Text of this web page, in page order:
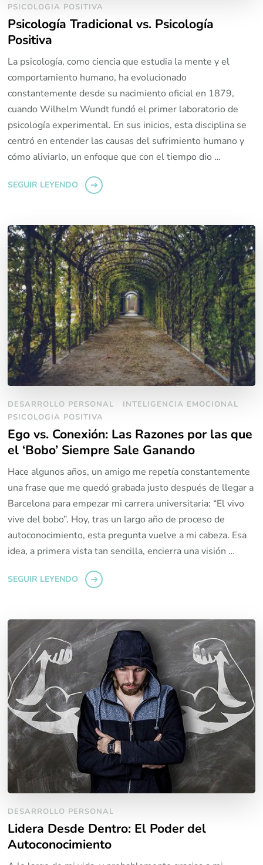
PSICOLOGIA POSITIVA
Psicología Tradicional vs. Psicología
Positiva
La psicología, como ciencia que estudia la mente y el
comportamiento humano, ha evolucionado
constantemente desde su nacimiento oficial en 1879,
cuando Wilhelm Wundt fundó el primer laboratorio de
psicología experimental. En sus inicios, esta disciplina se
centró en entender las causas del sufrimiento humano y
cómo aliviarlo, un enfoque que con el tiempo dio …
SEGUIR LEYENDO
DESARROLLO PERSONAL
INTELIGENCIA EMOCIONAL
PSICOLOGIA POSITIVA
Ego vs. Conexión: Las Razones por las que
el ‘Bobo’ Siempre Sale Ganando
Hace algunos años, un amigo me repetía constantemente
una frase que me quedó grabada justo después de llegar a
Barcelona para empezar mi carrera universitaria: “El vivo
vive del bobo”. Hoy, tras un largo año de proceso de
autoconocimiento, esta pregunta vuelve a mi cabeza. Esa
idea, a primera vista tan sencilla, encierra una visión …
SEGUIR LEYENDO
DESARROLLO PERSONAL
Lidera Desde Dentro: El Poder del
Autoconocimiento